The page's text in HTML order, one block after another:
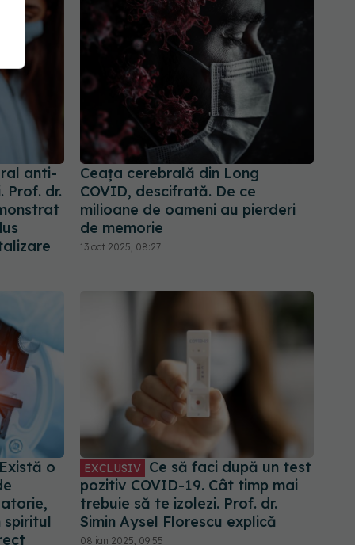
anti-
Prof. dr.
Ceața cerebrală din Long
COVID, descifrată. De ce
milioane de oameni au pierderi
de memorie
13 oct 2025, 08:27
o
spiritul
EXCLUSIV
Ce să faci după un test
pozitiv COVID-19. Cât timp mai
trebuie să te izolezi. Prof. dr.
Simin Aysel Florescu explică
08 ian 2025, 09:55